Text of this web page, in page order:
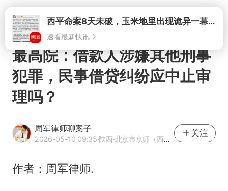
打开西平命案8天未破，玉米地里出现诡异一幕，我突然想起了欧金中
速看最新快讯
最高院：借款人涉嫌其他刑事
犯罪，民事借贷纠纷应中止审
理吗？
周军律师聊案子
2026-05-10 09:35·陕西·北京市京师（西安）律师事务所律师 优质法律领域创作者
关注
作者：周军律师.